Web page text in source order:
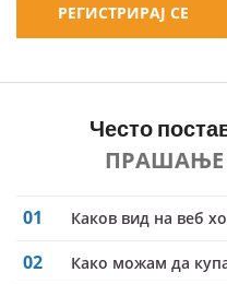
РЕГИСТРИРАЈ СЕ
Често
ПРАШАЊЕ
01 Каков вид на веб
02 Како можам да